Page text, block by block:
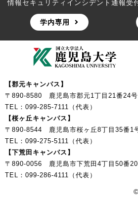
情報セキュリティインシデント通報受
学内専用
【郡元キャンパス】
〒890-8580 鹿児島市郡元1丁目21番24号
TEL：099-285-7111（代表）
【桜ヶ丘キャンパス】
〒890-8544 鹿児島市桜ヶ丘8丁目35番1
TEL：099-275-5111（代表）
【下荒田キャンパス】
〒890-0056 鹿児島市下荒田4丁目50番
TEL：099-286-4111（代表）